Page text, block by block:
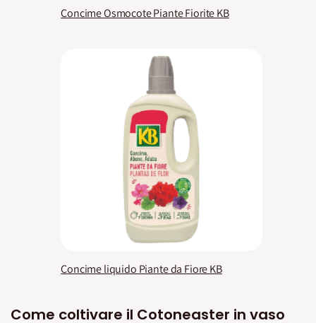
Concime Osmocote Piante Fiorite KB
Concime liquido Piante da Fiore KB
Come coltivare il Cotoneaster in vaso